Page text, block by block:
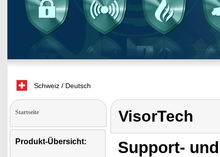
Schweiz / Deutsch
Startseite
Produkt-Übersicht:
VisorTech
Support-